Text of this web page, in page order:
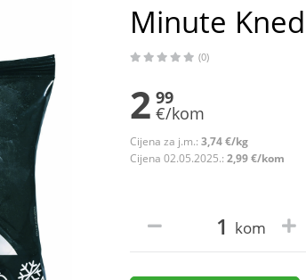
Minute
(0)
2 99
€/kom
Cijena za j.m.: 3,74 €/kg
Cijena 02.05.2025.: 2,99 €/kom
kom